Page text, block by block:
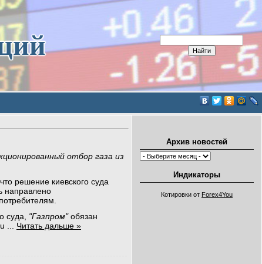
отбор газа из
решение киевского суда
направлено
суда, "Газпром"обязан
Читать дальше »
Архив новостей
Индикаторы
Котировки от Forex4You